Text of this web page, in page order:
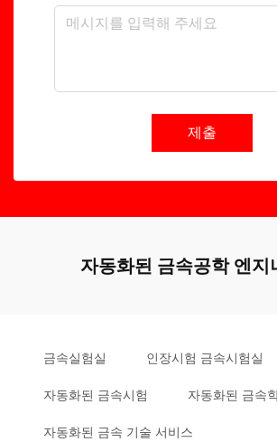
제출
자동화된 금속공학 엔지
금속실험실 인장시험 금속시험실
자동화된 금속시험 자동화된 금속
자동화된 금속 기술 서비스